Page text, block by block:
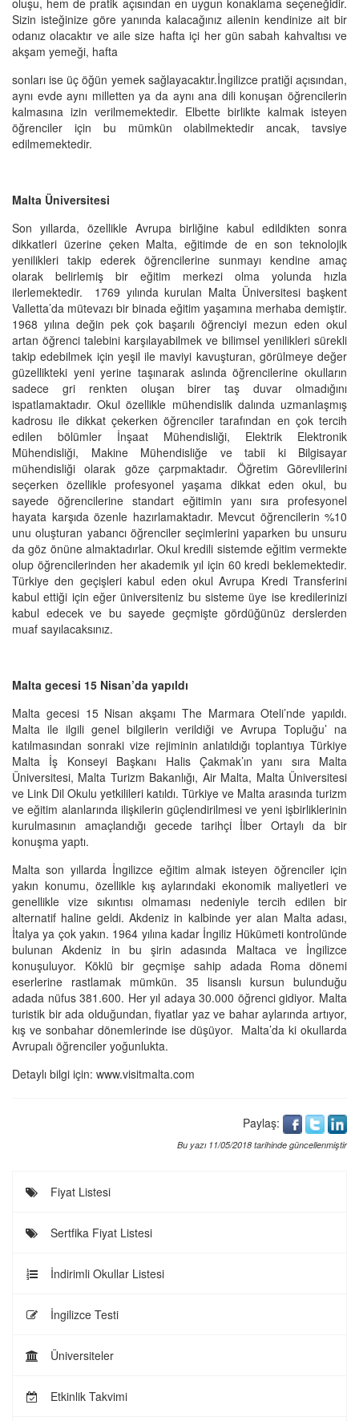
oluşu, hem de pratik açısından en uygun konaklama seçeneğidir.
Sizin isteğinize göre yanında kalacağınız ailenin kendinize ait bir
odanız olacaktır ve aile size hafta içi her gün sabah kahvaltısı ve
akşam yemeği, hafta
sonları ise üç öğün yemek sağlayacaktır.İngilizce pratiği açısından,
aynı evde aynı milletten ya da aynı ana dili konuşan öğrencilerin
kalmasına izin verilmemektedir. Elbette birlikte kalmak isteyen
öğrenciler için bu mümkün olabilmektedir ancak, tavsiye
edilmemektedir.
Malta Üniversitesi
Son yıllarda, özellikle Avrupa birliğine kabul edildikten sonra
dikkatleri üzerine çeken Malta, eğitimde de en son teknolojik
yenilikleri takip ederek öğrencilerine sunmayı kendine amaç
olarak belirlemiş bir eğitim merkezi olma yolunda hızla
ilerlemektedir.
1769 yılında kurulan Malta Üniversitesi başkent
Valletta’da mütevazı bir binada eğitim yaşamına merhaba demiştir.
1968 yılına değin pek çok başarılı öğrenciyi mezun eden okul
artan öğrenci talebini karşılayabilmek ve bilimsel yenilikleri sürekli
takip edebilmek için yeşil ile maviyi kavuşturan, görülmeye değer
güzellikteki yeni yerine taşınarak aslında öğrencilerine okulların
sadece gri renkten oluşan birer taş duvar olmadığını
ispatlamaktadır. Okul özellikle mühendislik dalında uzmanlaşmış
kadrosu ile dikkat çekerken öğrenciler tarafından en çok tercih
edilen bölümler İnşaat Mühendisliği, Elektrik Elektronik
Mühendisliği, Makine Mühendisliğe ve tabii ki Bilgisayar
mühendisliği olarak göze çarpmaktadır. Öğretim Görevlilerini
seçerken özellikle profesyonel yaşama dikkat eden okul, bu
sayede öğrencilerine standart eğitimin yanı sıra profesyonel
hayata karşıda özenle hazırlamaktadır. Mevcut öğrencilerin %10
unu oluşturan yabancı öğrenciler seçimlerini yaparken bu unsuru
da göz önüne almaktadırlar. Okul kredili sistemde eğitim vermekte
olup öğrencilerinden her akademik yıl için 60 kredi beklemektedir.
Türkiye den geçişleri kabul eden okul Avrupa Kredi Transferini
kabul ettiği için eğer üniversiteniz bu sisteme üye ise kredilerinizi
kabul edecek ve bu sayede geçmişte gördüğünüz derslerden
muaf sayılacaksınız.
Malta gecesi 15 Nisan’da yapıldı
Malta gecesi 15 Nisan akşamı The Marmara Oteli’nde yapıldı.
Malta ile ilgili genel bilgilerin verildiği ve Avrupa Topluğu’ na
katılmasından sonraki vize rejiminin anlatıldığı toplantıya Türkiye
Malta İş Konseyi Başkanı Halis Çakmak’ın yanı sıra Malta
Üniversitesi, Malta Turizm Bakanlığı, Air Malta, Malta Üniversitesi
ve Link Dil Okulu yetkilileri katıldı. Türkiye ve Malta arasında turizm
ve eğitim alanlarında ilişkilerin güçlendirilmesi ve yeni işbirliklerinin
kurulmasının amaçlandığı gecede tarihçi İlber Ortaylı da bir
konuşma yaptı.
Malta son yıllarda İngilizce eğitim almak isteyen öğrenciler için
yakın konumu, özellikle kış aylarındaki ekonomik maliyetleri ve
genellikle vize sıkıntısı olmaması nedeniyle tercih edilen bir
alternatif haline geldi. Akdeniz in kalbinde yer alan Malta adası,
İtalya ya çok yakın. 1964 yılına kadar İngiliz Hükümeti kontrolünde
bulunan Akdeniz in bu şirin adasında Maltaca ve İngilizce
konuşuluyor. Köklü bir geçmişe sahip adada Roma dönemi
eserlerine rastlamak mümkün. 35 lisanslı kursun bulunduğu
adada nüfus 381.600. Her yıl adaya 30.000 öğrenci gidiyor. Malta
turistik bir ada olduğundan, fiyatlar yaz ve bahar aylarında artıyor,
kış ve sonbahar dönemlerinde ise düşüyor. Malta’da ki okullarda
Avrupalı öğrenciler yoğunlukta.
Detaylı bilgi için: www.visitmalta.com
Paylaş:
Bu yazı 11/05/2018 tarihinde güncellenmiştir
Fiyat Listesi
Sertfika Fiyat Listesi
İndirimli Okullar Listesi
İngilizce Testi
Üniversiteler
Etkinlik Takvimi